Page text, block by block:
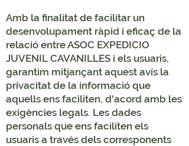
Amb la finalitat de facilitar un
desenvolupament ràpid i eficaç de la
relació entre ASOC EXPEDICIO
JUVENIL CAVANILLES i els usuaris,
garantim mitjançant aquest avís la
privacitat de la informació que
aquells ens faciliten, d'acord amb les
exigències legals. Les dades
personals que ens faciliten els
usuaris a través dels corresponents